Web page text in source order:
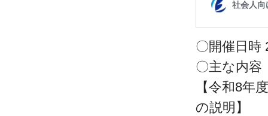
〇開催日時
〇主
【令和8年
の説明】